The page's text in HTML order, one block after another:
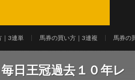
｜3連単 馬券の買い方｜3連複 馬券の
日王冠過去１０年レ